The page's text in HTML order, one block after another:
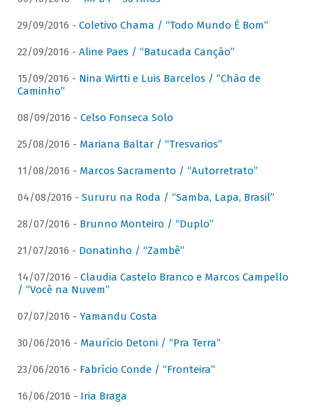
29/09/2016 - Coletivo Chama / “Todo Mundo É Bom”
22/09/2016 - Aline Paes / “Batucada Canção”
15/09/2016 - Nina Wirtti e Luis Barcelos / “Chão de
Caminho”
08/09/2016 - Celso Fonseca Solo
25/08/2016 - Mariana Baltar / “Tresvarios”
11/08/2016 - Marcos Sacramento / “Autorretrato”
04/08/2016 - Sururu na Roda / “Samba, Lapa, Brasil”
28/07/2016 - Brunno Monteiro / “Duplo”
21/07/2016 - Donatinho / “Zambê”
14/07/2016 - Claudia Castelo Branco e Marcos Campello
/ “Você na Nuvem”
07/07/2016 - Yamandu Costa
30/06/2016 - Maurício Detoni / “Pra Terra”
23/06/2016 - Fabrício Conde / “Fronteira”
16/06/2016 - Iria Braga